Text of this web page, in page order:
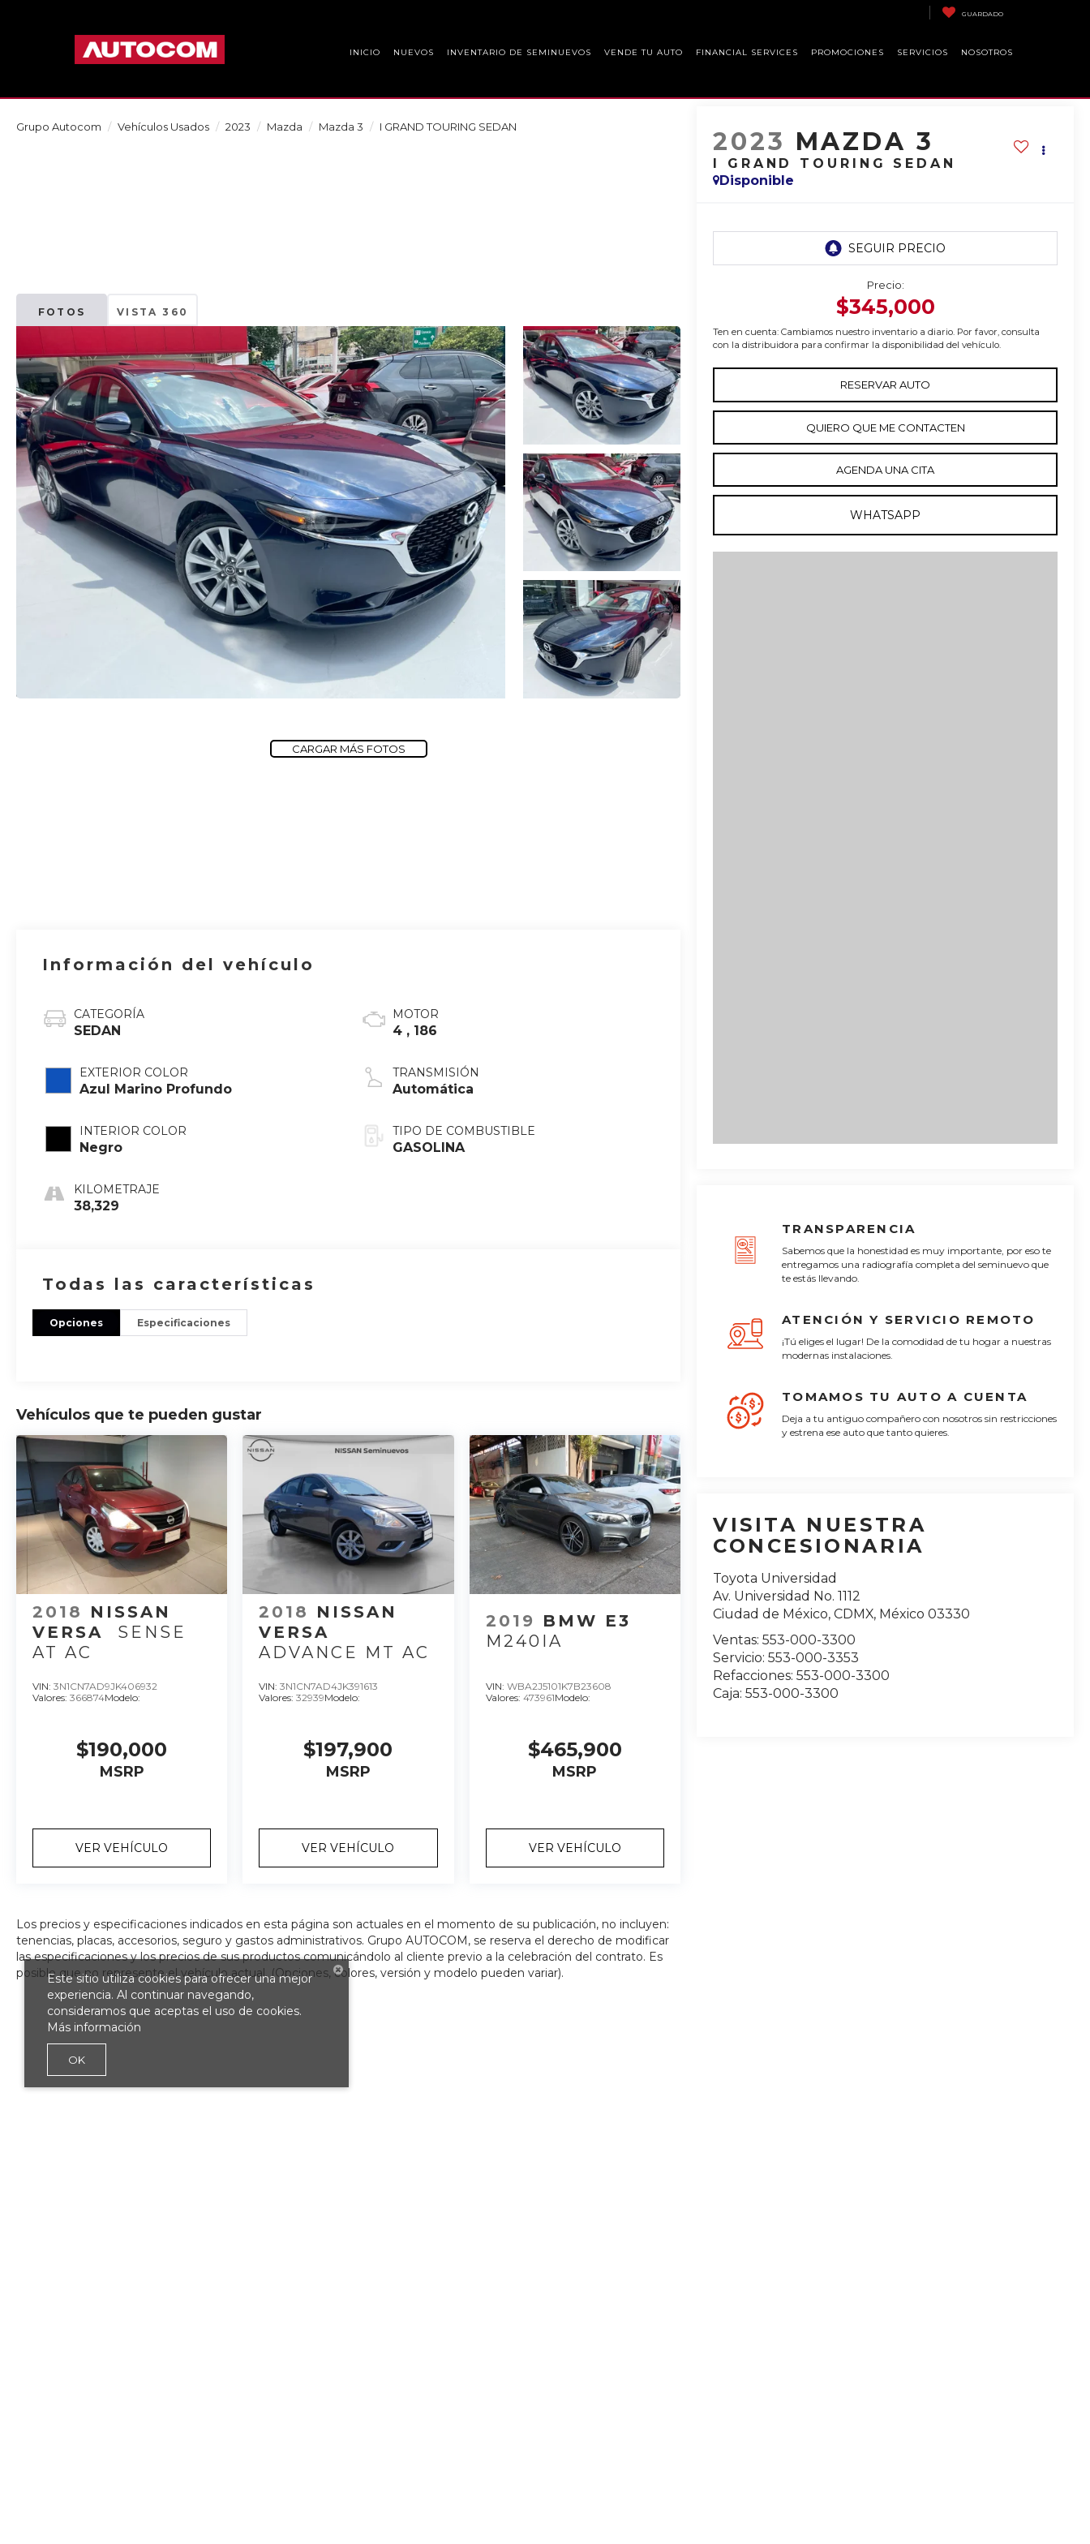
GUARDADO
INICIO NUEVOS INVENTARIO DE SEMINUEVOS VENDE TU AUTO FINANCIAL SERVICES PROMOCIONES SERVICIOS NOSOTROS
Grupo Autocom Vehículos Usados 2023 Mazda Mazda 3 I GRAND TOURING SEDAN
FOTOS VISTA 360
CARGAR MÁS FOTOS
2023 MAZDA 3
I GRAND TOURING SEDAN
Disponible
Precio:
$345,000
Ten en cuenta: Cambiamos nuestro inventario a diario. Por favor, consulta
con la distribuidora para confirmar la disponibilidad del vehículo.
RESERVAR AUTO
QUIERO QUE ME CONTACTEN
AGENDA UNA CITA
WHATSAPP
TRANSPARENCIA
Sabemos que la honestidad es muy importante, por eso te
entregamos una radiografía completa del seminuevo que
te estás llevando.
ATENCIÓN Y SERVICIO REMOTO
¡Tú eliges el lugar! De la comodidad de tu hogar a nuestras
modernas instalaciones.
TOMAMOS TU AUTO A CUENTA
Deja a tu antiguo compañero con nosotros sin restricciones
y estrena ese auto que tanto quieres.
VISITA NUESTRA
CONCESIONARIA
Toyota Universidad
Av. Universidad No. 1112
Ciudad de México,CDMX, México 03330
Ventas:553-000-3300
Servicio:553-000-3353
Refacciones:553-000-3300
Caja:553-000-3300
Información del vehículo
CATEGORÍA
SEDAN
EXTERIOR COLOR
Azul Marino Profundo
INTERIOR COLOR
Negro
KILOMETRAJE
38,329
MOTOR
4 , 186
TRANSMISIÓN
Automática
TIPO DE COMBUSTIBLE
GASOLINA
Todas las características
Opciones Especificaciones
Vehículos que te pueden gustar
2018
NISSAN
VERSA
SENSE
AT AC
VIN: 3N1CN7AD9JK406932
Valores: 366874Modelo:
$190,000
MSRP
VER VEHÍCULO
2018
NISSAN
VERSA
ADVANCE MT AC
VIN:3N1CN7AD4JK391613
Valores:32939Modelo:
$197,900
MSRP
VER VEHÍCULO
2019
BMW E3
M240IA
VIN: WBA2J5101K7B23608
Valores: 473961Modelo:
$465,900
MSRP
VER VEHÍCULO
Los precios y especificaciones indicados en esta página son actuales en el momento de su publicación, no incluyen:
tenencias, placas, accesorios, seguro y gastos administrativos. Grupo AUTOCOM, se reserva el derecho de modificar
las especificaciones y los precios de sus productos comunicándolo al cliente previo a la celebración del contrato. Es
posible que no represente el vehículo actual. (Opciones, colores, versión y modelo pueden variar).
Este sitio utiliza cookies para ofrecer una mejor
experiencia. Al continuar navegando,
consideramos que aceptas el uso de cookies.
Más información
OK